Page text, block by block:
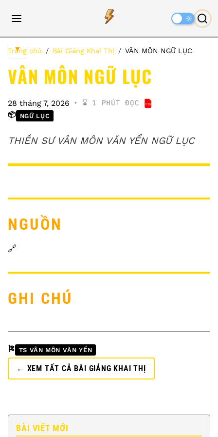
Trang chủ Bài Giảng Khai Thị VÂN MÔN NGỮ LỤC
VÂN MÔN NGỮ LỤC
28 tháng 7, 2026 ⌛️ 1 PHÚT ĐỌC PDF
VÂN MÔN NGỮ LỤC
📦 NGỮ LỤC
THIỀN SƯ VÂN MÔN VĂN YỂN NGỮ LỤC
NGUỒN
🔗
GHI CHÚ
🎏 TS VÂN MÔN VĂN YỂN
← XEM TẤT CẢ BÀI GIẢNG KHAI THỊ
BÀI VIẾT MỚI
▼